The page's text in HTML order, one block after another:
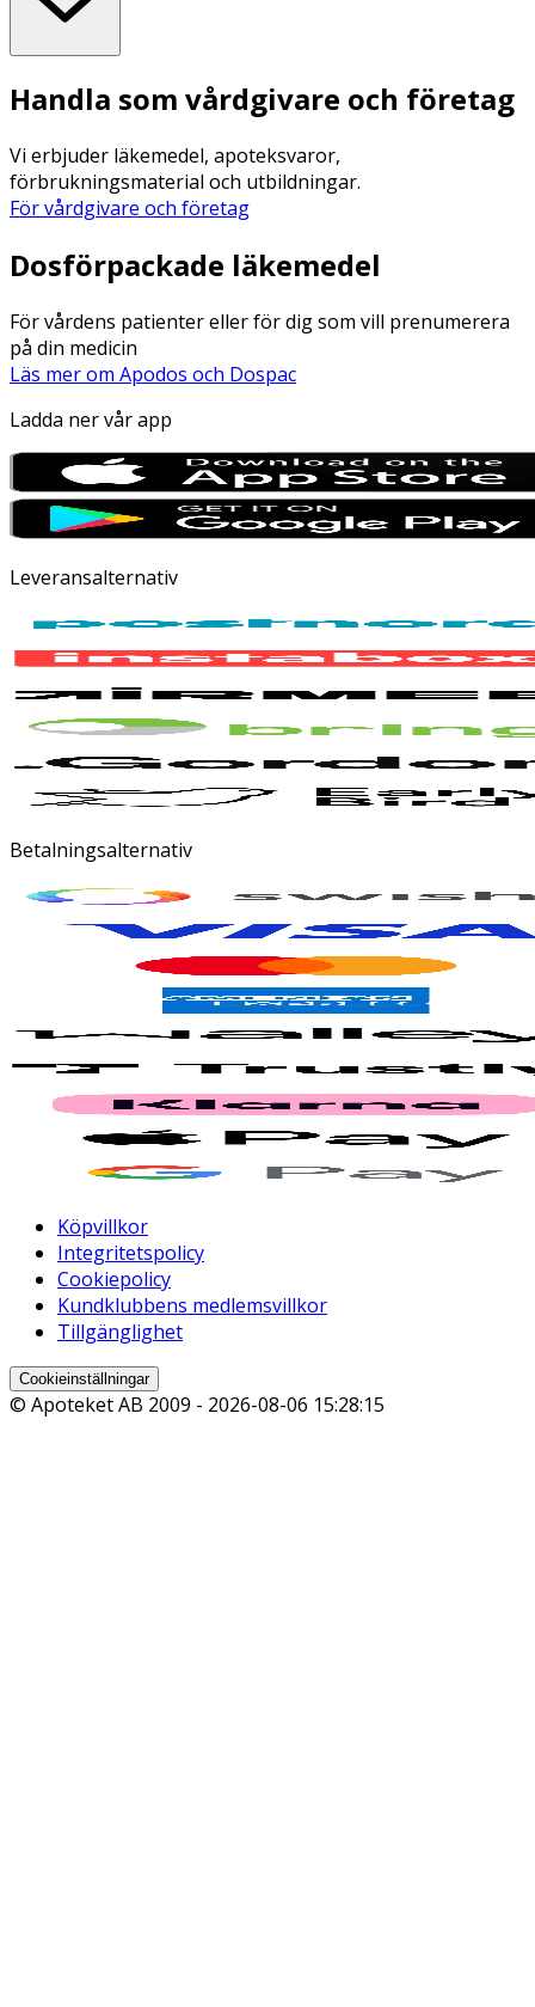
Handla som vårdgivare och företag
Vi erbjuder läkemedel, apoteksvaror,
förbrukningsmaterial och utbildningar.
För vårdgivare och företag
Dosförpackade läkemedel
För vårdens patienter eller för dig som vill prenumerera
på din medicin
Läs mer om Apodos och Dospac
Ladda ner vår app
Leveransalternativ
Betalningsalternativ
Köpvillkor
Integritetspolicy
Cookiepolicy
Kundklubbens medlemsvillkor
Tillgänglighet
Cookieinställningar
© Apoteket AB 2009 - 2026-08-06 15:28:15